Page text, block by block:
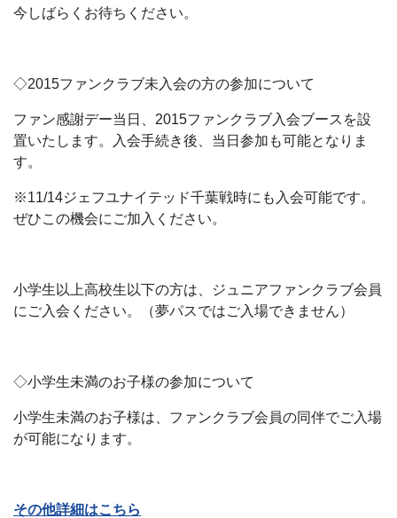
今しばらくお待ちください。
◇2015ファンクラブ未入会の方の参加について
ファン感謝デー当日、2015ファンクラブ入会ブースを設
置いたします。入会手続き後、当日参加も可能となりま
す。
※11/14ジェフユナイテッド千葉戦時にも入会可能です。
ぜひこの機会にご加入ください。
小学生以上高校生以下の方は、ジュニアファンクラブ会員
にご入会ください。（夢パスではご入場できません）
◇小学生未満のお子様の参加について
小学生未満のお子様は、ファンクラブ会員の同伴でご入場
が可能になります。
その他詳細はこちら